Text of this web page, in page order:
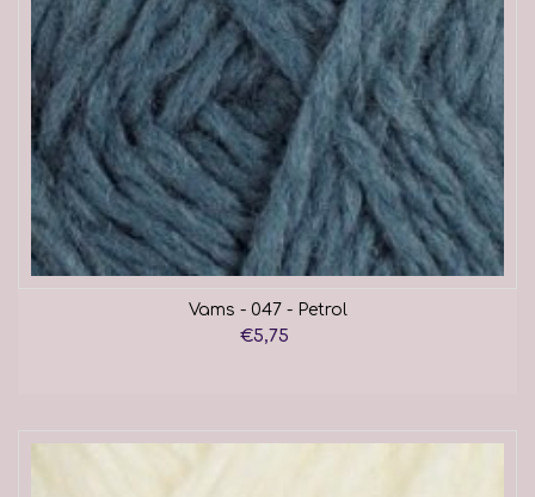
Vams - 047 - Petrol
€5,75